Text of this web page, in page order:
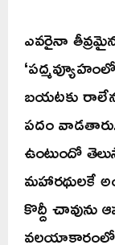
ఎవరైనా
బయటకు
పదం
ఉంటుందో
మహారథులకే
కొద్దీ చావును
వలయాకారంలో